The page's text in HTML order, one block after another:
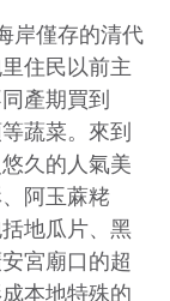
岸僅存的清代
住民以前主
產期買到
蔬菜。來到
久的人氣美
阿玉蔴粩
地瓜片、黑
宮廟口的超
本地特殊的